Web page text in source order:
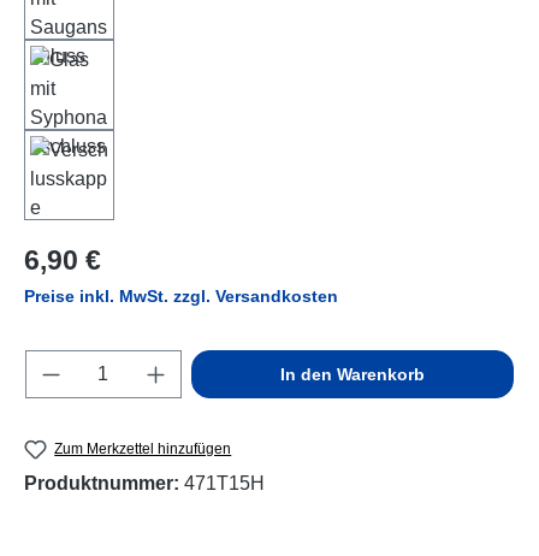
Regulärer Preis:
6,90 €
Preise inkl. MwSt. zzgl. Versandkosten
Produkt Anzahl: Gib den gewünschten
In den Warenkorb
Zum Merkzettel hinzufügen
Produktnummer: 471T15H